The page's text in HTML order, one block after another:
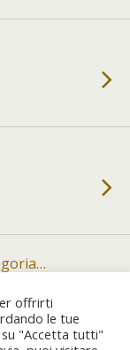
offrirti
le tue
su "Accetta tutti"